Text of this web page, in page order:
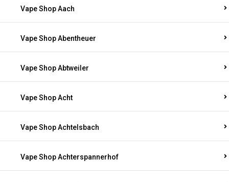
Vape Shop Aach
Vape Shop Abentheuer
Vape Shop Abtweiler
Vape Shop Acht
Vape Shop Achtelsbach
Vape Shop Achterspannerhof